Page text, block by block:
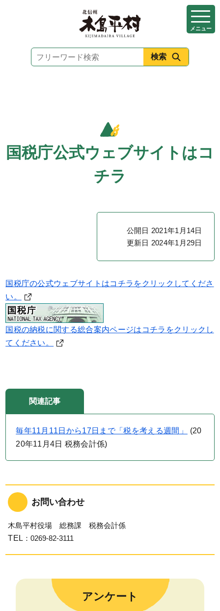
メニュー
国税庁公式ウェブサイトはコ
チラ
公開日 2021年1月14日
更新日 2024年1月29日
国税庁の公式ウェブサイトはコチラをクリックしてくださ
い。
国税の納税に関する総合案内ページはコチラをクリックし
てください。
関連記事
毎年11月11日から17日まで「税を考える週間」 (20
20年11月4日 税務会計係)
お問い合わせ
木島平村役場 総務課 税務会計係
TEL ：0269-82-3111
アンケート